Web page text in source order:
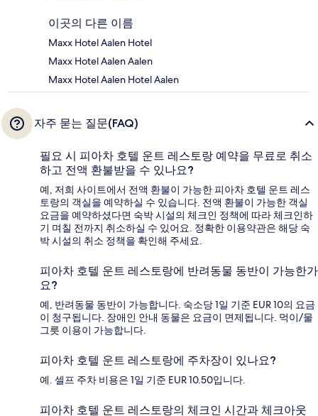
이곳의 다른 이름
Maxx Hotel Aalen Hotel
Maxx Hotel Aalen Aalen
Maxx Hotel Aalen Hotel Aalen
자주 묻는 질문(FAQ)
필요 시 피아차 호텔 운트 레스토랑 예약을 무료로 취소
하고 전액 환불받을 수 있나요?
예, 저희 사이트에서 전액 환불이 가능한 피아차 호텔 운트 레스
토랑의 객실을 예약하실 수 있습니다. 전액 환불이 가능한 객실
요금을 예약하셨다면 숙박 시설의 체크인 정책에 따라 체크인하
기 며칠 전까지 취소하실 수 있어요. 정확한 이용약관은 해당 숙
박 시설의 취소 정책을 확인해 주세요.
피아차 호텔 운트 레스토랑에 반려동물 동반이 가능한가
요?
예, 반려동물 동반이 가능합니다. 숙소당 1일 기준 EUR 10의 요금
이 청구됩니다. 장애인 안내 동물은 요금이 면제됩니다. 먹이/물
그릇 이용이 가능합니다.
피아차 호텔 운트 레스토랑에 주차장이 있나요?
예. 셀프 주차 비용은 1일 기준 EUR 10.50입니다.
피아차 호텔 운트 레스토랑의 체크인 시간과 체크아웃